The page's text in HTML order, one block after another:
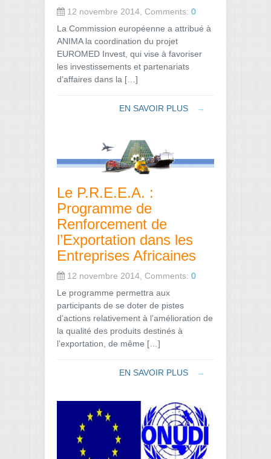
12 novembre 2014, Comments: 0
La Commission européenne a attribué à
ANIMA la coordination du projet
EUROMED Invest, qui vise à favoriser
les investissements et partenariats
d’affaires dans la […]
EN SAVOIR PLUS →
Le P.R.E.E.A. :
Programme de
Renforcement de
l’Exportation dans les
Entreprises Africaines
12 novembre 2014, Comments: 0
Le programme permettra aux
participants de se doter de pistes
d’actions relativement à l’amélioration de
la qualité des produits destinés à
l’exportation, de même […]
EN SAVOIR PLUS →